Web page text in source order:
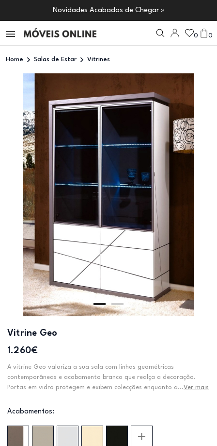
Novidades Acabadas de Chegar »
0 0
Home Salas de Estar Vitrines
Vitrine Geo
1.260€
A vitrine Geo valoriza a sua sala com linhas geométricas
contemporâneas e acabamento branco que realça a decoração.
Portas em vidro protegem e exibem colecções enquanto a...Ver mais
Acabamentos: